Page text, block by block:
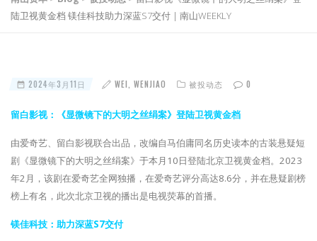
陆卫视黄金档 镁佳科技助力深蓝S7交付 | 南山WEEKLY
2024年3月11日 WEI, WENJIAO 被投动态 0
留白影视：《显微镜下的大明之丝绢案》登陆卫视黄金档
由爱奇艺、留白影视联合出品，改编自马伯庸同名历史读本的古装悬疑短
剧《显微镜下的大明之丝绢案》于本月10日登陆北京卫视黄金档。2023
年2月，该剧在爱奇艺全网独播，在爱奇艺评分高达8.6分，并在悬疑剧榜
榜上有名，此次北京卫视的播出是电视荧幕的首播。
镁佳科技：助力深蓝S7交付